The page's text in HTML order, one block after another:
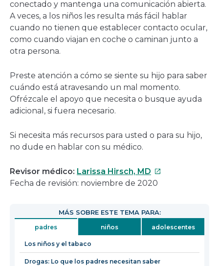
conectado y mantenga una comunicación abierta.
A veces, a los niños les resulta más fácil hablar
cuando no tienen que establecer contacto ocular,
como cuando viajan en coche o caminan junto a
otra persona.
Preste atención a cómo se siente su hijo para saber
cuándo está atravesando un mal momento.
Ofrézcale el apoyo que necesita o busque ayuda
adicional, si fuera necesario.
Si necesita más recursos para usted o para su hijo,
no dude en hablar con su médico.
Revisor médico: Larissa Hirsch, MD Este
enlace
en
una
ventana
Fecha de revisión: noviembre de 2020
MÁS SOBRE ESTE TEMA PARA:
padres niños adolescentes
Los niños y el tabaco
Drogas: Lo que los padres necesitan saber